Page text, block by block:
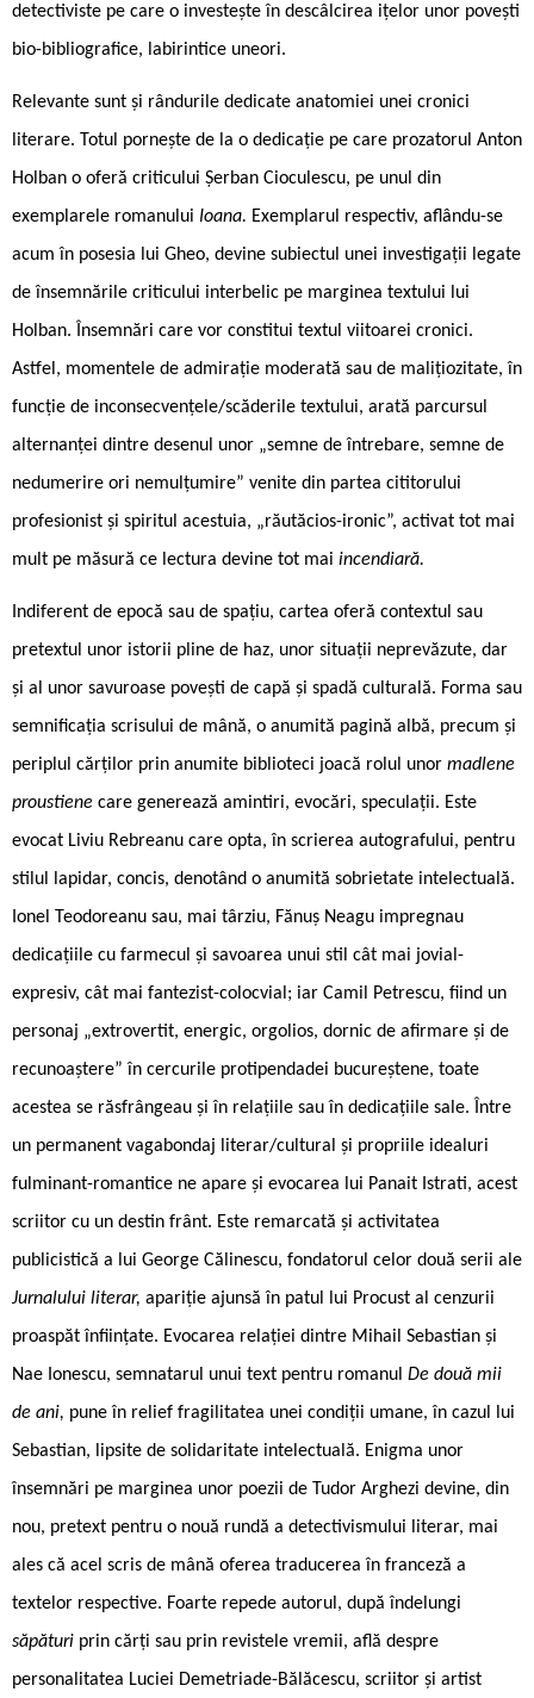
detectiviste pe care o investește în descâlcirea ițelor unor povești
bio-bibliografice, labirintice uneori.
Relevante sunt și rândurile dedicate anatomiei unei cronici
literare. Totul pornește de la o dedicație pe care prozatorul Anton
Holban o oferă criticului Șerban Cioculescu, pe unul din
exemplarele romanului Ioana. Exemplarul respectiv, aflându-se
acum în posesia lui Gheo, devine subiectul unei investigații legate
de însemnările criticului interbelic pe marginea textului lui
Holban. Însemnări care vor constitui textul viitoarei cronici.
Astfel, momentele de admirație moderată sau de malițiozitate, în
funcție de inconsecvențele/scăderile textului, arată parcursul
alternanței dintre desenul unor „semne de întrebare, semne de
nedumerire ori nemulțumire” venite din partea cititorului
profesionist și spiritul acestuia, „răutăcios-ironic”, activat tot mai
mult pe măsură ce lectura devine tot mai incendiară.
Indiferent de epocă sau de spațiu, cartea oferă contextul sau
pretextul unor istorii pline de haz, unor situații neprevăzute, dar
și al unor savuroase povești de capă și spadă culturală. Forma sau
semnificația scrisului de mână, o anumită pagină albă, precum și
periplul cărților prin anumite biblioteci joacă rolul unor madlene
proustiene care generează amintiri, evocări, speculații. Este
evocat Liviu Rebreanu care opta, în scrierea autografului, pentru
stilul lapidar, concis, denotând o anumită sobrietate intelectuală.
Ionel Teodoreanu sau, mai târziu, Fănuș Neagu impregnau
dedicațiile cu farmecul și savoarea unui stil cât mai jovial-
expresiv, cât mai fantezist-colocvial; iar Camil Petrescu, fiind un
personaj „extrovertit, energic, orgolios, dornic de afirmare și de
recunoaștere” în cercurile protipendadei bucureștene, toate
acestea se răsfrângeau și în relațiile sau în dedicațiile sale. Între
un permanent vagabondaj literar/cultural și propriile idealuri
fulminant-romantice ne apare și evocarea lui Panait Istrati, acest
scriitor cu un destin frânt. Este remarcată și activitatea
publicistică a lui George Călinescu, fondatorul celor două serii ale
Jurnalului literar, apariție ajunsă în patul lui Procust al cenzurii
proaspăt înființate. Evocarea relației dintre Mihail Sebastian și
Nae Ionescu, semnatarul unui text pentru romanul De două mii
de ani, pune în relief fragilitatea unei condiții umane, în cazul lui
Sebastian, lipsite de solidaritate intelectuală. Enigma unor
însemnări pe marginea unor poezii de Tudor Arghezi devine, din
nou, pretext pentru o nouă rundă a detectivismului literar, mai
ales că acel scris de mână oferea traducerea în franceză a
textelor respective. Foarte repede autorul, după îndelungi
săpături prin cărți sau prin revistele vremii, află despre
personalitatea Luciei Demetriade-Bălăcescu, scriitor și artist